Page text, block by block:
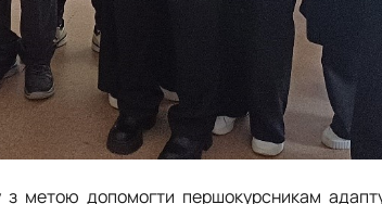
метою допомогти першокурсникам